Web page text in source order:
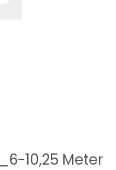
10,25 Meter